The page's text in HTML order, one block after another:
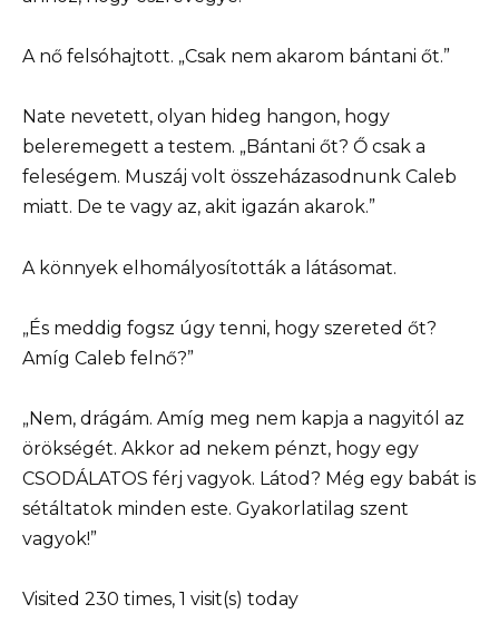
A nő felsóhajtott. „Csak nem akarom bántani őt.”
Nate nevetett, olyan hideg hangon, hogy
beleremegett a testem. „Bántani őt? Ő csak a
feleségem. Muszáj volt összeházasodnunk Caleb
miatt. De te vagy az, akit igazán akarok.”
A könnyek elhomályosították a látásomat.
„És meddig fogsz úgy tenni, hogy szereted őt?
Amíg Caleb felnő?”
„Nem, drágám. Amíg meg nem kapja a nagyitól az
örökségét. Akkor ad nekem pénzt, hogy egy
CSODÁLATOS férj vagyok. Látod? Még egy babát is
sétáltatok minden este. Gyakorlatilag szent
vagyok!”
Visited 230 times, 1 visit(s) today